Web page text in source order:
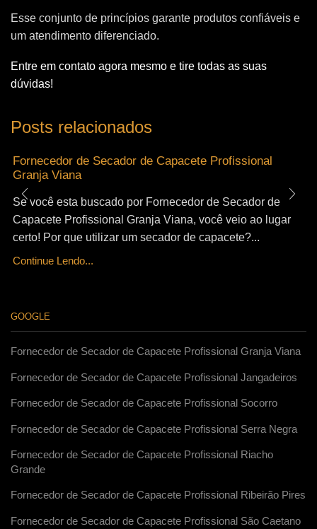
Esse conjunto de princípios garante produtos confiáveis e
um atendimento diferenciado.
Entre em contato agora mesmo e tire todas as suas
dúvidas!
Posts relacionados
Fornecedor de Secador de Capacete Profissional
Granja Viana
Se você esta buscado por Fornecedor de Secador de
Capacete Profissional Granja Viana, você veio ao lugar
certo! Por que utilizar um secador de capacete?...
Continue Lendo...
GOOGLE
Fornecedor de Secador de Capacete Profissional Granja Viana
Fornecedor de Secador de Capacete Profissional Jangadeiros
Fornecedor de Secador de Capacete Profissional Socorro
Fornecedor de Secador de Capacete Profissional Serra Negra
Fornecedor de Secador de Capacete Profissional Riacho
Grande
Fornecedor de Secador de Capacete Profissional Ribeirão Pires
Fornecedor de Secador de Capacete Profissional São Caetano